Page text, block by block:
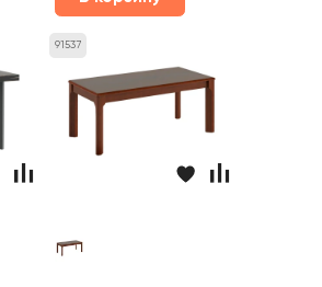
91537